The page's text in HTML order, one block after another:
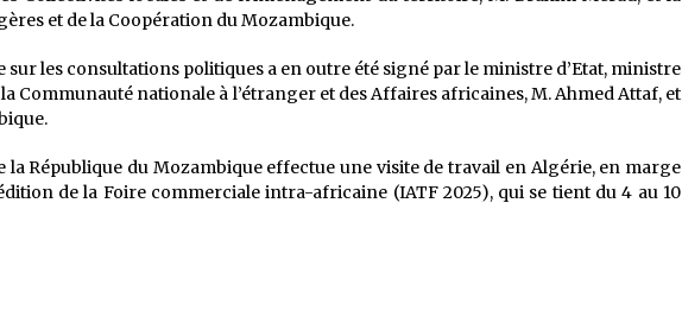
et de la Coopération du Mozambique.
sur les consultations politiques a en outre été signé par le ministre d’Etat, ministre
Communauté nationale à l’étranger et des Affaires africaines, M. Ahmed Attaf, et
la République du Mozambique effectue une visite de travail en Algérie, en marge
de la Foire commerciale intra-africaine (IATF 2025), qui se tient du 4 au 10